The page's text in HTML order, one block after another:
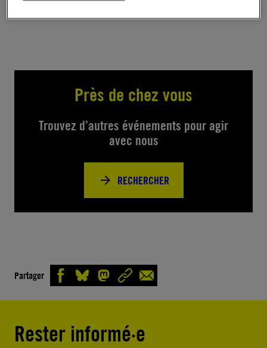
Près de chez vous
Trouvez d’autres événements pour agir
avec nous
RECHERCHER
Partager
Rester informé·e